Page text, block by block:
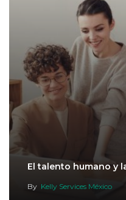
El talento humano y
By Kelly Services México